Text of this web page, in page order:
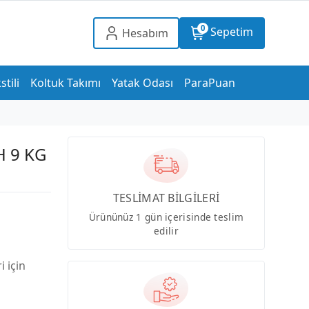
Hesabım 0 Sepetim
Koltuk Takımı Yatak Odası ParaPuan
9 KG
için
TESLİMAT BİLGİLERİ
Ürününüz 1 gün içerisinde teslim
edilir